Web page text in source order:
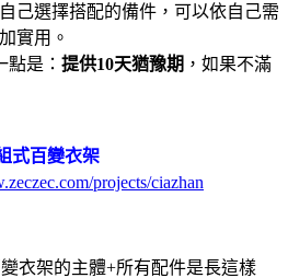
己選擇搭配的備件，可以依自己需
實用。
點是： 提供10天猶豫期 ，如果不滿
式百變衣架
projects/ciazhan
衣架的主體+所有配件是長這樣